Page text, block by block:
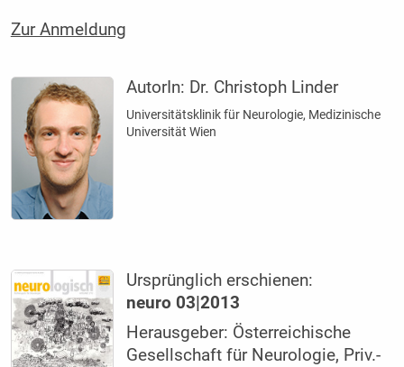
Zur Anmeldung
AutorIn: Dr. Christoph Linder
Universitätsklinik für Neurologie, Medizinische
Universität Wien
Ursprünglich erschienen:
neuro 03|2013
Herausgeber: Österreichische
Gesellschaft für Neurologie, Priv.-